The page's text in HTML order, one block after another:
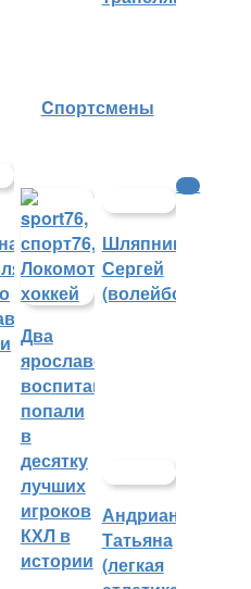
Cпортсмены
Два
ярославских
воспитанника
попали
в
десятку
лучших
игроков
КХЛ в
истории
Шляпников
Сергей
(волейбол)
Андрианова
Татьяна
(легкая
КХЛ